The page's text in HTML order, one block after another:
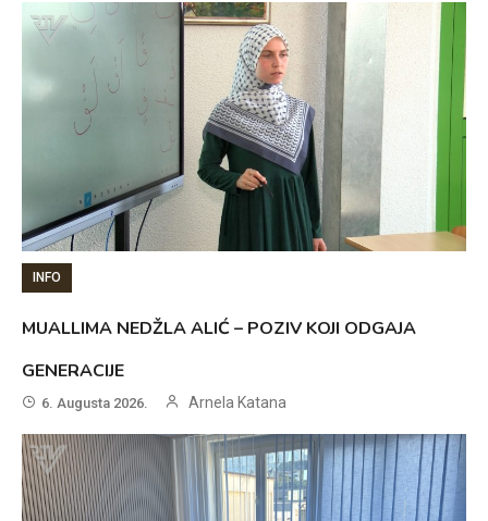
INFO
MUALLIMA NEDŽLA ALIĆ – POZIV KOJI ODGAJA
GENERACIJE
6. Augusta 2026. Arnela Katana